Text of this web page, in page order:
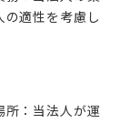
の適性を考慮し
所：当法人が運